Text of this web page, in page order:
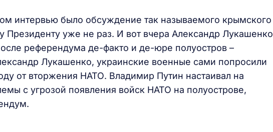
интервью было обсуждение так называемого крымского
Президенту уже не раз. И вот вчера Александр Лукашенко
референдума де-факто и де-юре полуостров –
Лукашенко, украинские военные сами попросили
от вторжения НАТО. Владимир Путин настаивал на
с угрозой появления войск НАТО на полуострове,